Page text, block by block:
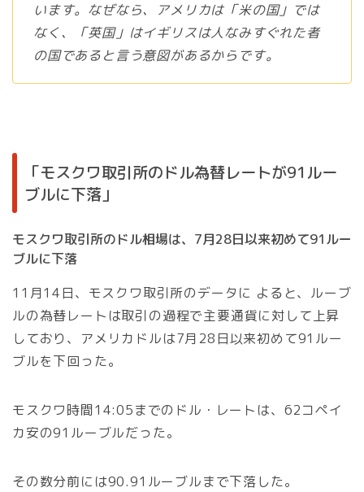
います。なぜなら、アメリカは「米の国」では
なく、「英国」はイギリスは人なみすぐれた者
の国であると言う意図があるからです。
「モスクワ取引所のドル為替レートが91ルー
ブルに下落」
モスクワ取引所のドル相場は、7月28日以来初めて91ルー
ブルに下落
11月14日、モスクワ取引所のデータに よると、ルーブ
ルの為替レートは取引の過程で主要通貨に対して上昇
しており、アメリカドルは7月28日以来初めて91ルー
ブルを下回った。
モスクワ時間14:05までのドル・レートは、62コペイ
カ安の91ルーブルだった。
その数分前には90.91ルーブルまで下落した。